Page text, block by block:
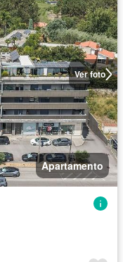
Ver foto
Apartamento